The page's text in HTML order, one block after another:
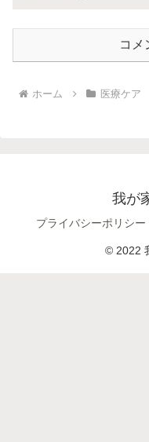
コメ
ホーム 医療ケア
我が
プライバシーポリシー
© 2022